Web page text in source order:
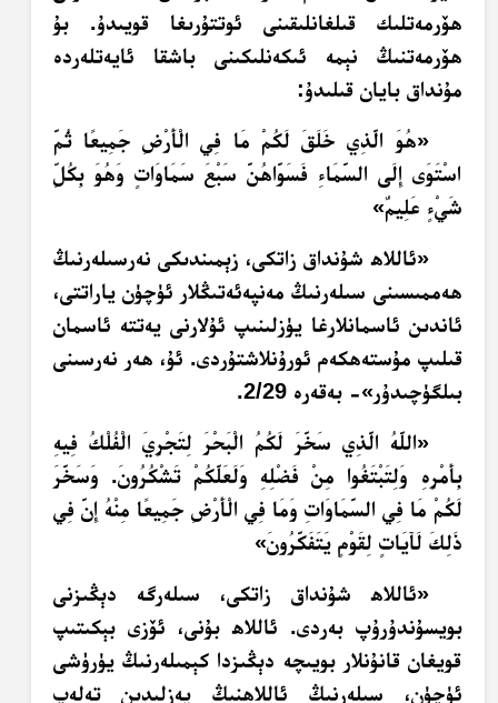
ھۆرمەتلىك قىلغانلىقىنى ئوتتۇرىغا قويىدۇ. بۇ
ھۆرمەتنىڭ نېمە ئىكەنلىكىنى باشقا ئايەتلەردە
مۇنداق بايان قىلىدۇ:
«هُوَ الَّذِي خَلَقَ لَكُمْ مَا فِي الْأَرْضِ جَمِيعًا ثُمَّ
اسْتَوَى إِلَى السَّمَاءِ فَسَوَّاهُنَّ سَبْعَ سَمَاوَاتٍ وَهُوَ بِكُلِّ
شَيْءٍ عَلِيمٌ»
«ئاللاھ شۇنداق زاتكى، زېمىندىكى نەرسىلەرنىڭ
ھەممىسىنى سىلەرنىڭ مەنپەئەتىڭلار ئۈچۈن ياراتتى،
ئاندىن ئاسمانلارغا يۈزلىنىپ ئۇلارنى يەتتە ئاسمان
قىلىپ مۇستەھكەم ئورۇنلاشتۇردى. ئۇ، ھەر نەرسىنى
بىلگۈچىدۇر»- بەقەرە 2/29.
«اللَّهُ الَّذِي سَخَّرَ لَكُمُ الْبَحْرَ لِتَجْرِيَ الْفُلْكُ فِيهِ
بِأَمْرِهِ وَلِتَبْتَغُوا مِنْ فَضْلِهِ وَلَعَلَّكُمْ تَشْكُرُونَ. وَسَخَّرَ
لَكُمْ مَا فِي السَّمَاوَاتِ وَمَا فِي الْأَرْضِ جَمِيعًا مِنْهُ إِنَّ فِي
ذَلِكَ لَآيَاتٍ لِقَوْمٍ يَتَفَكَّرُونَ»
«ئاللاھ شۇنداق زاتكى، سىلەرگە دېڭىزنى
بويسۇندۇرۇپ بەردى. ئاللاھ بۇنى، ئۆزى بېكىتىپ
قويغان قانۇنلار بويىچە دېڭىزدا كېمىلەرنىڭ يۈرۈشى
ئۈچۈن، سىلەرنىڭ ئاللاھنىڭ پەزلىدىن تەلەپ